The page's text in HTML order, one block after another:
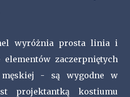
wyróżnia prosta linia i
elementów zaczerpniętych
- są wygodne w
projektantką kostiumu